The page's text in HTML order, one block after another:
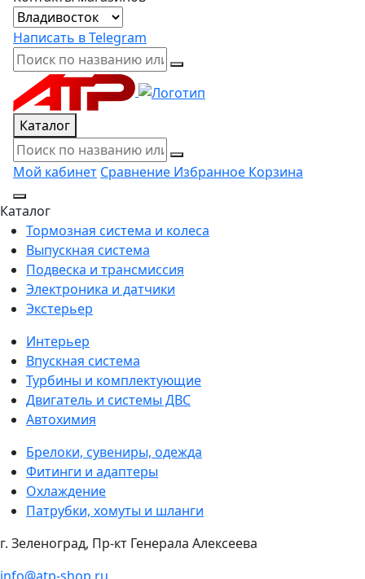
Написать в Telegram
Каталог
Мой кабинет Сравнение Избранное Корзина
Каталог
Тормозная система и колеса
Выпускная система
Подвеска и трансмиссия
Электроника и датчики
Экстерьер
Интерьер
Впускная система
Турбины и комплектующие
Двигатель и системы ДВС
Автохимия
Брелоки, сувениры, одежда
Фитинги и адаптеры
Охлаждение
Патрубки, хомуты и шланги
г. Зеленоград, Пр-кт Генерала Алексеева